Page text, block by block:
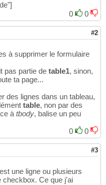
.createElement
("INPUT"
,"checkbox");
, i);
.createElement( "TD")
,"center" )
createElement
,"text");
,"bmk_name" + i
)
("TD");
,"center")
,"bmk_description"
"20"
,"3");
0
0
#2
à supprimer le formulaire
pas partie de table1, sinon,
ta page...
des lignes dans un tableau,
table, non par des
à tbody, balise un peu
0
0
#3
une ligne ou plusieurs
checkbox. Ce que j'ai